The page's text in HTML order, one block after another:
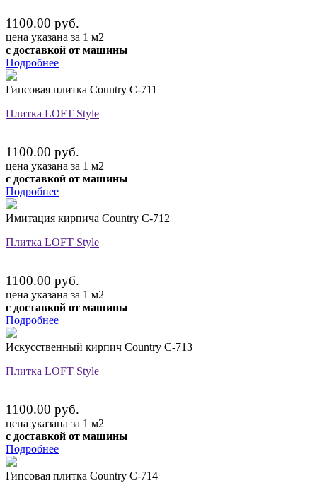
1100.00 руб.
цена указана за 1 м2
с доставкой от машины
Подробнее
Гипсовая плитка Country C-711
Плитка LOFT Style
1100.00 руб.
цена указана за 1 м2
с доставкой от машины
Подробнее
Имитация кирпича Country C-712
Плитка LOFT Style
1100.00 руб.
цена указана за 1 м2
с доставкой от машины
Подробнее
Искусственный кирпич Country C-713
Плитка LOFT Style
1100.00 руб.
цена указана за 1 м2
с доставкой от машины
Подробнее
Гипсовая плитка Country C-714